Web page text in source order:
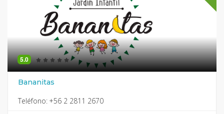
5.0
Bananitas
Teléfono: +56 2 2811 2670